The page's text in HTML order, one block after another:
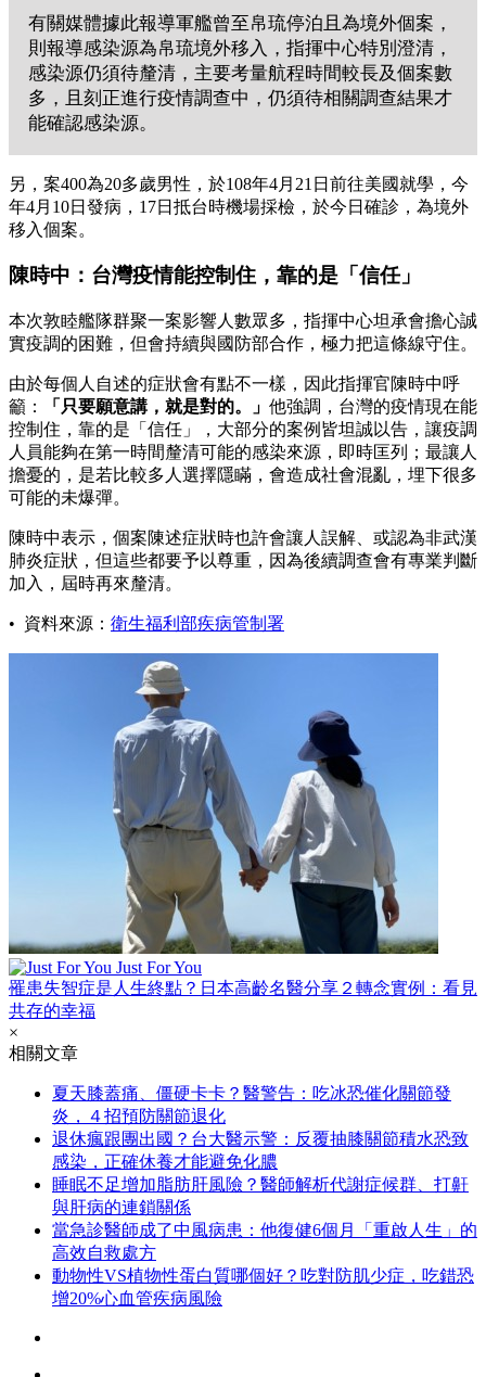
有關媒體據此報導軍艦曾至帛琉停泊且為境外個案，
則報導感染源為帛琉境外移入，指揮中心特別澄清，
感染源仍須待釐清，主要考量航程時間較長及個案數
多，且刻正進行疫情調查中，仍須待相關調查結果才
能確認感染源。
另，案400為20多歲男性，於108年4月21日前往美國就學，今
年4月10日發病，17日抵台時機場採檢，於今日確診，為境外
移入個案。
陳時中：台灣疫情能控制住，靠的是「信任」
本次敦睦艦隊群聚一案影響人數眾多，指揮中心坦承會擔心誠
實疫調的困難，但會持續與國防部合作，極力把這條線守住。
由於每個人自述的症狀會有點不一樣，因此指揮官陳時中呼
籲：
「只要願意講，就是對的。」 他強調，台灣的疫情現在能
控制住，靠的是「信任」，大部分的案例皆坦誠以告，讓疫調
人員能夠在第一時間釐清可能的感染來源，即時匡列；最讓人
擔憂的，是若比較多人選擇隱瞞，會造成社會混亂，埋下很多
可能的未爆彈。
陳時中表示，個案陳述症狀時也許會讓人誤解、或認為非武漢
肺炎症狀，但這些都要予以尊重，因為後續調查會有專業判斷
加入，屆時再來釐清。
• 資料來源： 衛生福利部疾病管制署
Just For You
罹患失智症是人生終點？日本高齡名醫分享２轉念實例：看見
共存的幸福
×
相關文章
夏天膝蓋痛、僵硬卡卡？醫警告：吃冰恐催化關節發
炎，４招預防關節退化
退休瘋跟團出國？台大醫示警：反覆抽膝關節積水恐致
感染，正確休養才能避免化膿
睡眠不足增加脂肪肝風險？醫師解析代謝症候群、打鼾
與肝病的連鎖關係
當急診醫師成了中風病患：他復健6個月「重啟人生」的
高效自救處方
動物性VS植物性蛋白質哪個好？吃對防肌少症，吃錯恐
增20%心血管疾病風險